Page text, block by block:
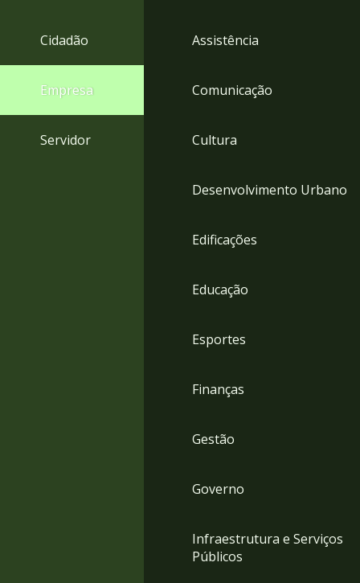
Cidadão
Empresa
Servidor
Assistência
Comunicação
Cultura
Desenvolvimento Urbano
Edificações
Educação
Esportes
Finanças
Gestão
Governo
Infraestrutura e Serviços
Públicos